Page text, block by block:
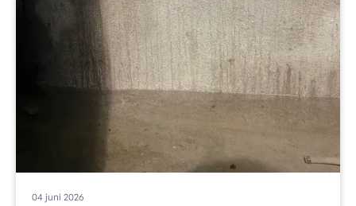
04 juni 2026